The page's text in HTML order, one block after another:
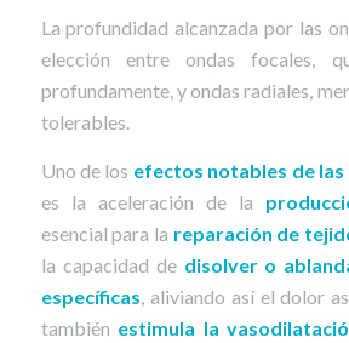
La profundidad alcanzada por las
elección entre ondas focales,
profundamente, y ondas radiales,
tolerables.
Uno de los efectos notables de las
es la aceleración de la
esencial para la reparación de
la capacidad de disolver o
específicas, aliviando así el dolor
también estimula la